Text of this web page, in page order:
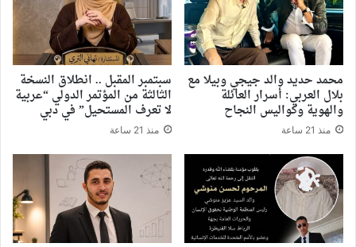
محمد حديد والد جيجي وبيلا مع
بلال العربي: أسرار العائلة
والهوية وكواليس النجاح
منذ 21 ساعة
سبتمبر المقبل .. انطلاق النسخة
الثالثة من المؤتمر الدولي “عربية
لا تعرف المستحيل” في دبي
منذ 21 ساعة